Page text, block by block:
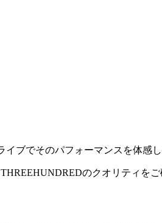
ブでそのパフォーマンスを体感し
のクオリティをご